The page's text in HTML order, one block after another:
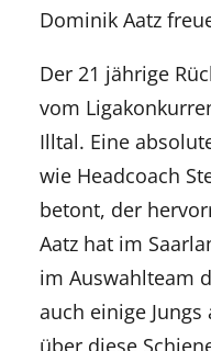
Dominik Aatz
Der 21 jährige
vom
Illtal. Eine
wie Headcoach
betont, der
Aatz hat im
im Auswahlteam
auch einige
über diese